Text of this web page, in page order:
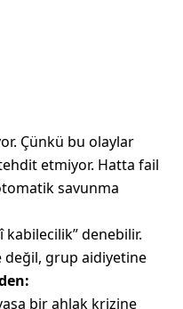
Çünkü bu olaylar
etmiyor. Hatta fail
savunma
kabilecilik” denebilir.
grup aidiyetine
bir ahlak krizine